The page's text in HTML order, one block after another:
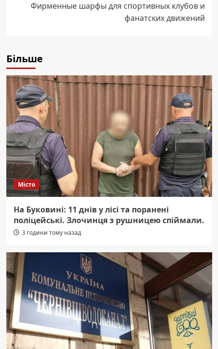
Фирменные шарфы для спортивных клубов и
фанатских движений
Більше
Місто
На Буковині: 11 днів у лісі та поранені
поліцейські. Злочинця з рушницею спіймали.
3 години тому назад